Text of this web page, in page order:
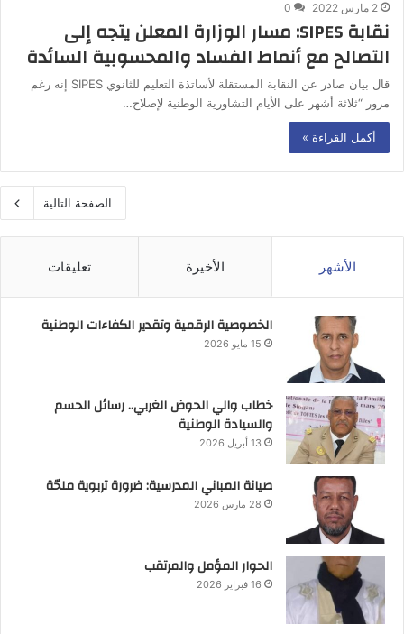
2 مارس 2022 0
نقابة SIPES: مسار الوزارة المعلن يتجه إلى
التصالح مع أنماط الفساد والمحسوبية السائدة
قال بيان صادر عن النقابة المستقلة لأساتذة التعليم للثانوي SIPES إنه رغم
مرور “ثلاثة أشهر على الأيام التشاورية الوطنية لإصلاح…
أكمل القراءة »
الصفحة التالية
الأشهر الأخيرة تعليقات
الخصوصية الرقمية وتقدير الكفاءات الوطنية
15 مايو 2026
خطاب والي الحوض الغربي.. رسائل الحسم
والسيادة الوطنية
13 أبريل 2026
صيانة المباني المدرسية: ضرورة تربوية ملحّة
28 مارس 2026
الحوار المؤمل والمرتقب
16 فبراير 2026